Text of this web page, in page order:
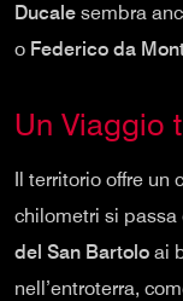
Ducale sembra
o Federico da
Un Viaggio
Il territorio offre un
chilometri si
del San Bartolo ai
nell’entroterra,